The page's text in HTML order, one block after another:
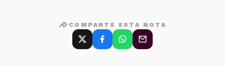
COMPARTE ESTA NOTA